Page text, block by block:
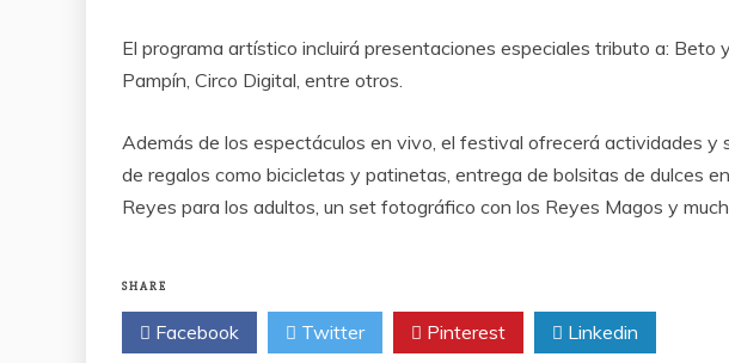
El programa artístico incluirá presentaciones especiales tributo a: Beto
Pampín, Circo Digital, entre otros.
Además de los espectáculos en vivo, el festival ofrecerá actividades y
de regalos como bicicletas y patinetas, entrega de bolsitas de dulces
Reyes para los adultos, un set fotográfico con los Reyes Magos y
SHARE
Facebook Twitter Pinterest Linkedin